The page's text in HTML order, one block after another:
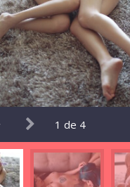
1 de 4